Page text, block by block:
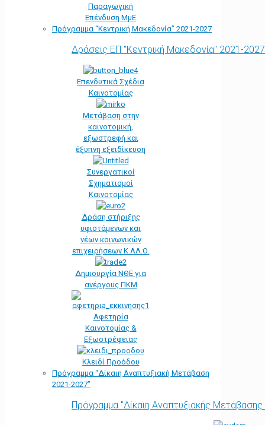
Παραγωγική
Επένδυση ΜμΕ
Πρόγραμμα “Κεντρική Μακεδονία” 2021-2027
Δράσεις ΕΠ "Κεντρική Μακεδονία" 2021-2027
Επενδυτικά Σχέδια
Καινοτομίας
Μετάβαση στην
καινοτομική,
εξωστρεφή και
έξυπνη εξειδίκευση
Συνεργατικοί
Σχηματισμοί
Καινοτομίας
Δράση στήριξης
υφιστάμενων και
νέων κοινωνικών
επιχειρήσεων Κ.ΑΛ.Ο.
Δημιουργία ΝΘΕ για
ανέργους ΠΚΜ
Αφετηρία
Kαινοτομίας &
Εξωστρέφειας
Κλειδί Προόδου
Πρόγραμμα “Δίκαιη Αναπτυξιακή Μετάβαση
2021-2027”
Πρόγραμμα "Δίκαιη Αναπτυξιακής